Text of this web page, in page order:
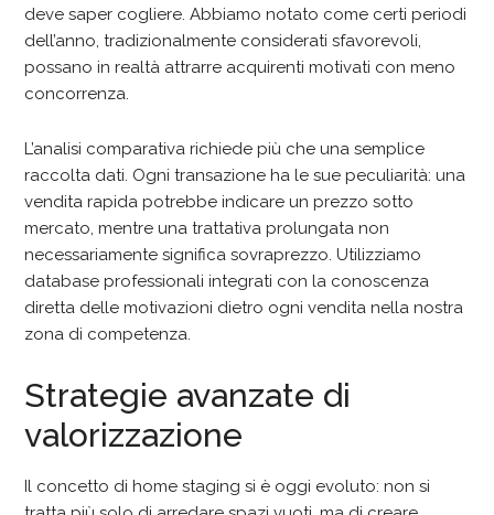
deve saper cogliere. Abbiamo notato come certi periodi
dell’anno, tradizionalmente considerati sfavorevoli,
possano in realtà attrarre acquirenti motivati con meno
concorrenza.
L’analisi comparativa richiede più che una semplice
raccolta dati. Ogni transazione ha le sue peculiarità: una
vendita rapida potrebbe indicare un prezzo sotto
mercato, mentre una trattativa prolungata non
necessariamente significa sovraprezzo. Utilizziamo
database professionali integrati con la conoscenza
diretta delle motivazioni dietro ogni vendita nella nostra
zona di competenza.
Strategie avanzate di
valorizzazione
Il concetto di home staging si è oggi evoluto: non si